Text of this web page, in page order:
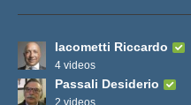
Iacometti Riccardo
4 videos
Passali Desiderio
2 videos